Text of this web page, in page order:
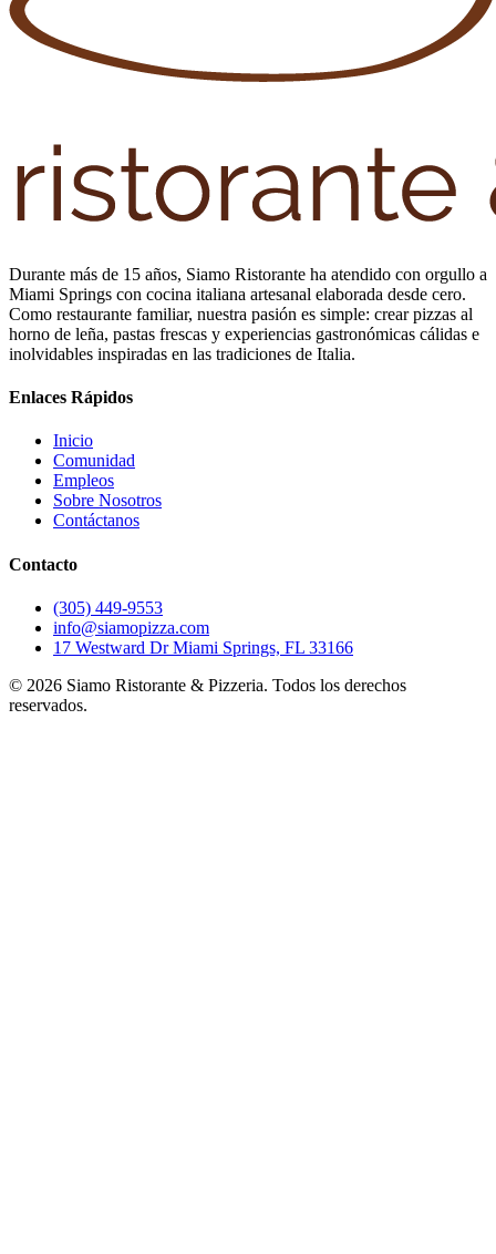
Durante más de 15 años, Siamo Ristorante ha atendido con orgullo a
Miami Springs con cocina italiana artesanal elaborada desde cero.
Como restaurante familiar, nuestra pasión es simple: crear pizzas al
horno de leña, pastas frescas y experiencias gastronómicas cálidas e
inolvidables inspiradas en las tradiciones de Italia.
Enlaces Rápidos
Inicio
Comunidad
Empleos
Sobre Nosotros
Contáctanos
Contacto
(305) 449-9553
info@siamopizza.com
17 Westward Dr Miami Springs, FL 33166
© 2026 Siamo Ristorante & Pizzeria. Todos los derechos
reservados.